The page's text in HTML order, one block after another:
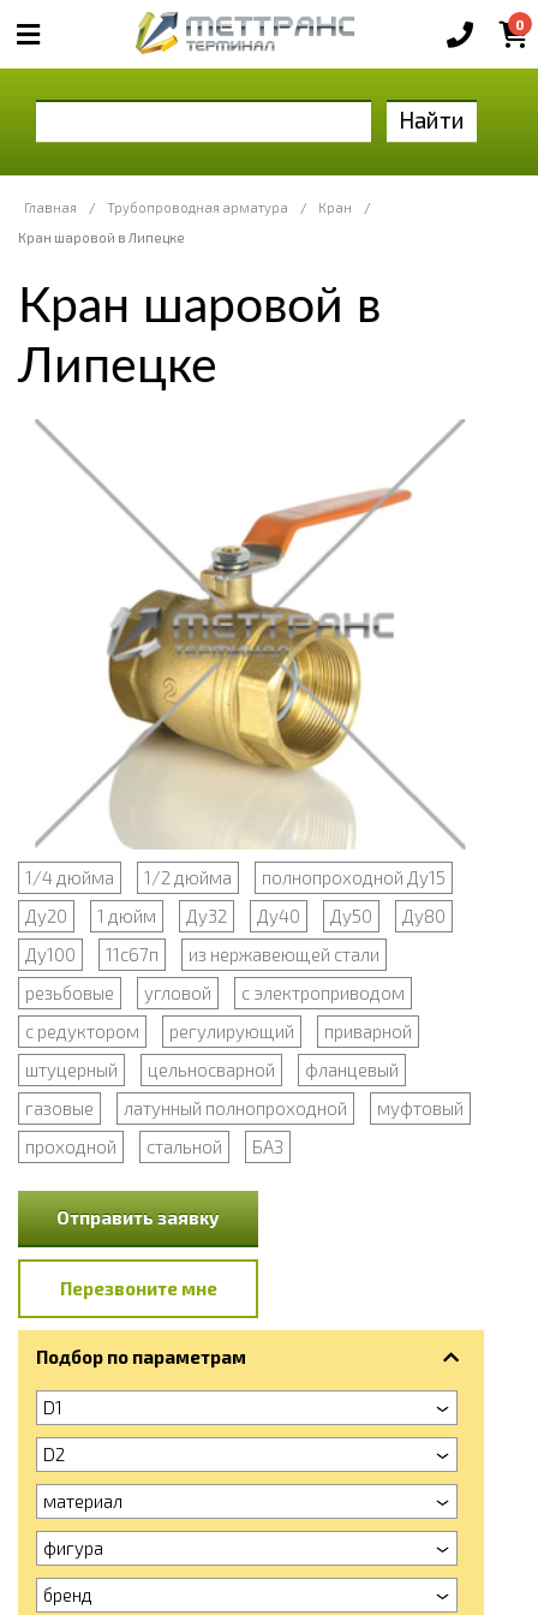
0
Найти
Главная / Трубопроводная арматура / Кран
/
Кран шаровой в Липецке
Кран шаровой в
Липецке
1/4 дюйма 1/2 дюйма
полнопроходной Ду15
Ду20
1 дюйм Ду32 Ду40 Ду50
Ду80
Ду100
11с67п
из нержавеющей стали
резьбовые
угловой
с электроприводом
с редуктором
регулирующий
приварной
штуцерный
цельносварной
фланцевый
газовые
латунный полнопроходной
муфтовый
проходной
стальной БАЗ
Отправить заявку
Перезвоните мне
Подбор по параметрам
D1
D2
материал
фигура
бренд